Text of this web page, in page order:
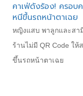
คาเฟ่ดังร้อง! ครอบ
หนีขึ้นรถหน้าตาเฉย
หญิงแสบ พาลูกและสา
ร้านไม่มี QR Code ใ
ขึ้นรถหน้าตาเฉย